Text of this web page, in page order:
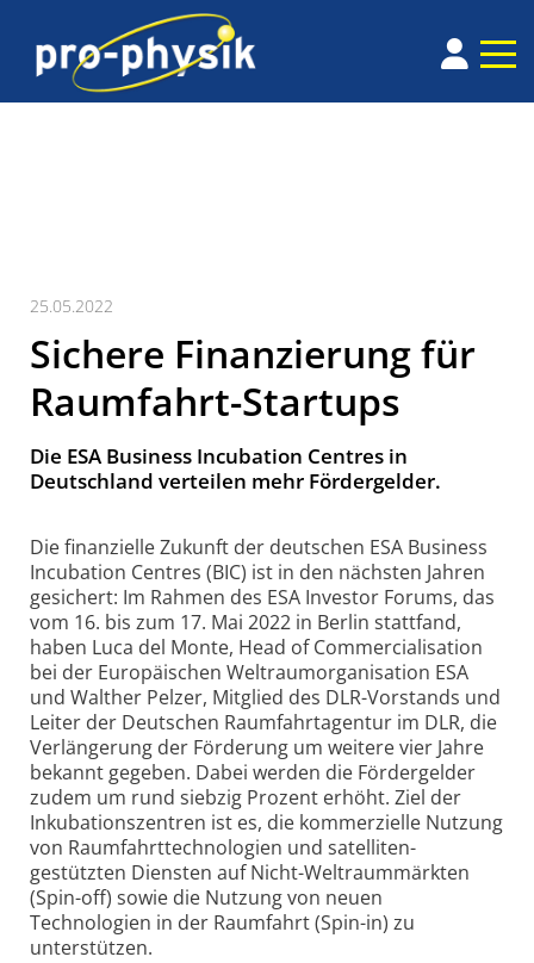
25.05.2022
Sichere Finanzierung für
Raumfahrt-Startups
Die ESA Business Incubation Centres in
Deutschland verteilen mehr Fördergelder.
Die finanzielle Zukunft der deutschen ESA Business
Incubation Centres (BIC) ist in den nächsten Jahren
gesichert: Im Rahmen des ESA Investor Forums, das
vom 16. bis zum 17. Mai 2022 in Berlin stattfand,
haben Luca del Monte, Head of Commercialisation
bei der Europäischen Weltraum­organisation ESA
und Walther Pelzer, Mitglied des DLR-Vorstands und
Leiter der Deutschen Raumfahrt­agentur im DLR, die
Verlängerung der Förderung um weitere vier Jahre
bekannt gegeben. Dabei werden die Fördergelder
zudem um rund siebzig Prozent erhöht. Ziel der
Inkubations­zentren ist es, die kommerzielle Nutzung
von Raumfahrttechnologien und satelliten­
gestützten Diensten auf Nicht-Weltraummärkten
(Spin-off) sowie die Nutzung von neuen
Technologien in der Raumfahrt (Spin-in) zu
unterstützen.